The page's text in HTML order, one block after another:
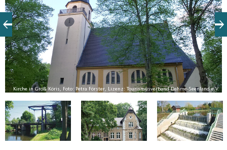
Kirche in Groß Köris, Foto: Petra Förster, Lizenz: Tourismusverband Dahme-Seenland e.V.